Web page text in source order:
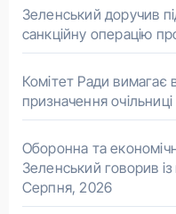
Зеленський доручив
санкційну операцію
Комітет Ради вимагає
призначення
Оборонна та
Зеленський говорив
Серпня, 2026